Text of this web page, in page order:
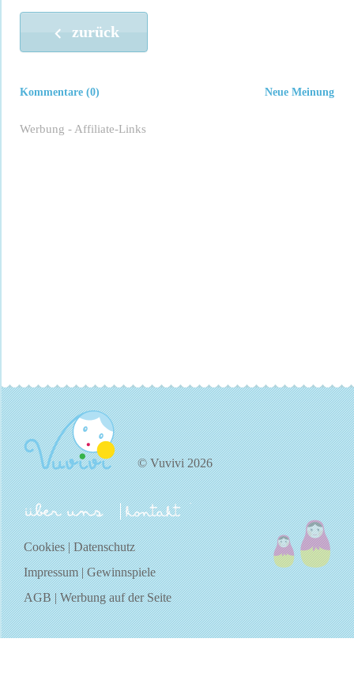
zurück
Neue Meinung
Kommentare (0)
Werbung - Affiliate-Links
© Vuvivi 2026
über uns kontakt
Cookies|Datenschutz
Impressum|Gewinnspiele
AGB|Werbung auf der Seite